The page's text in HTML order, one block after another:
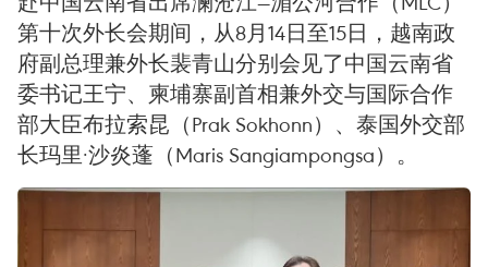
第十次外长会期间，从8月14日至15日，越南政
府副总理兼外长裴青山分别会见了中国云南省
委书记王宁、柬埔寨副首相兼外交与国际合作
部大臣布拉索昆（Prak Sokhonn）、泰国外交部
长玛里·沙炎蓬（Maris Sangiampongsa）。